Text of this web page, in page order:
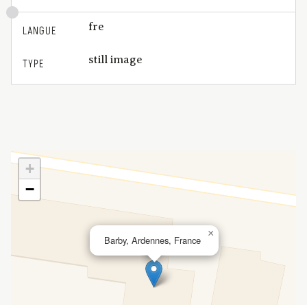
LANGUE fre
TYPE still image
Barby, Ardennes, France
×
+
−